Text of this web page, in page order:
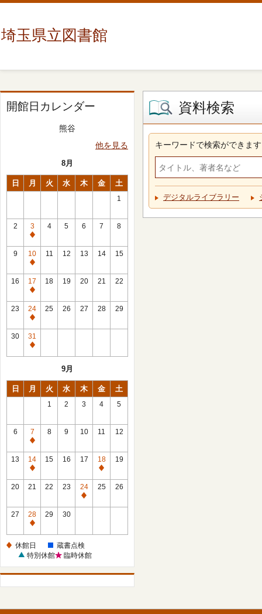
埼玉県立図書館
開館日カレンダー
熊谷
他を見る
8月
日 月 火 水 木 金 土
1
2
3
休
館
日
4 5 6 7 8
9
10
休
館
日
11 12 13 14 15
16
17
休
館
日
18 19 20 21 22
23
24
休
館
日
25 26 27 28 29
30
31
休
9月
日 月 火 水 木 金 土
1 2 3 4 5
6
7
休
館
日
8 9 10 11 12
13
14
休
館
15 16 17
18
休
館
19
20 21 22 23
24
休
25 26
27
28
休
日
29 30
休館日
蔵書点検
特別休館
臨時休館
資料検索
キーワードで検索ができます
デジタルライブラリー